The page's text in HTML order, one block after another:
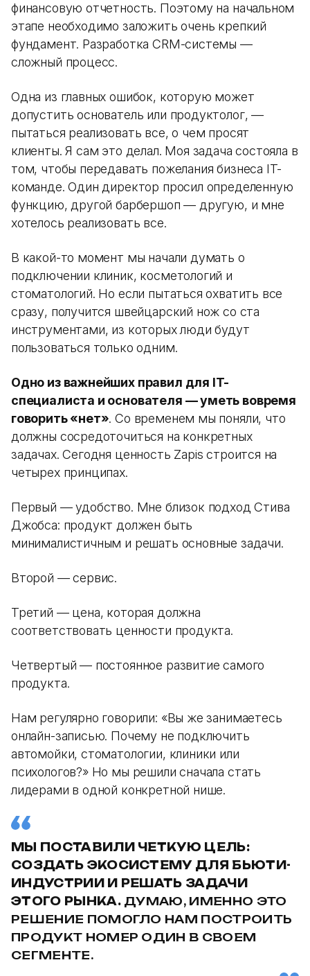
финансовую отчетность. Поэтому на начальном
этапе необходимо заложить очень крепкий
фундамент. Разработка CRM-системы —
сложный процесс.
Одна из главных ошибок, которую может
допустить основатель или продуктолог, —
пытаться реализовать все, о чем просят
клиенты. Я сам это делал. Моя задача состояла в
том, чтобы передавать пожелания бизнеса IT-
команде. Один директор просил определенную
функцию, другой барбершоп — другую, и мне
хотелось реализовать все.
В какой-то момент мы начали думать о
подключении клиник, косметологий и
стоматологий. Но если пытаться охватить все
сразу, получится швейцарский нож со ста
инструментами, из которых люди будут
пользоваться только одним.
Одно из важнейших правил для IT-
специалиста и основателя — уметь вовремя
говорить «нет». Со временем мы поняли, что
должны сосредоточиться на конкретных
задачах. Сегодня ценность Zapis строится на
четырех принципах.
Первый — удобство. Мне близок подход Стива
Джобса: продукт должен быть
минималистичным и решать основные задачи.
Второй — сервис.
Третий — цена, которая должна
соответствовать ценности продукта.
Четвертый — постоянное развитие самого
продукта.
Нам регулярно говорили: «Вы же занимаетесь
онлайн-записью. Почему не подключить
автомойки, стоматологии, клиники или
психологов?» Но мы решили сначала стать
лидерами в одной конкретной нише.
МЫ ПОСТАВИЛИ ЧЕТКУЮ ЦЕЛЬ:
СОЗДАТЬ ЭКОСИСТЕМУ ДЛЯ БЬЮТИ-
ИНДУСТРИИ И РЕШАТЬ ЗАДАЧИ
ЭТОГО РЫНКА. ДУМАЮ, ИМЕННО ЭТО
РЕШЕНИЕ ПОМОГЛО НАМ ПОСТРОИТЬ
ПРОДУКТ НОМЕР ОДИН В СВОЕМ
СЕГМЕНТЕ.